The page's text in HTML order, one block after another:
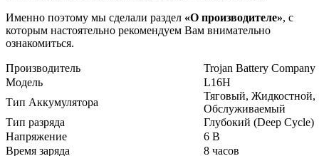
Именно поэтому мы сделали раздел «О производителе», с
которым настоятельно рекомендуем Вам внимательно
ознакомиться.
Производитель
Trojan Battery Company
Модель
L16H
Тип Аккумулятора
Тяговый, Жидкостной,
Обслуживаемый
Тип разряда
Глубокий (Deep Cycle)
Напряжение
6 В
Время заряда
8 часов